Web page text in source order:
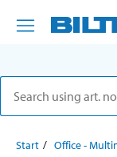
Start Office -